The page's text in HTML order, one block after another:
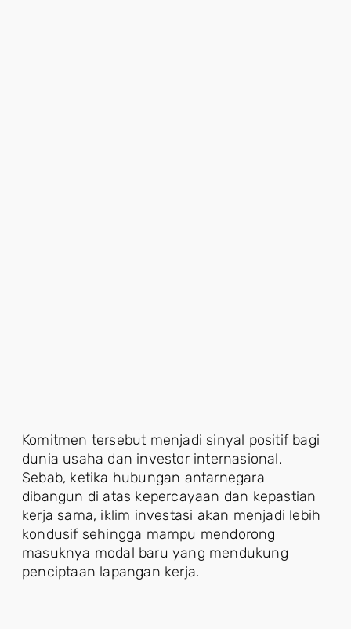
Komitmen tersebut menjadi sinyal positif bagi
dunia usaha dan investor internasional.
Sebab, ketika hubungan antarnegara
dibangun di atas kepercayaan dan kepastian
kerja sama, iklim investasi akan menjadi lebih
kondusif sehingga mampu mendorong
masuknya modal baru yang mendukung
penciptaan lapangan kerja.